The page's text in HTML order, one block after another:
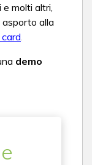
molti altri,
asporto alla
demo